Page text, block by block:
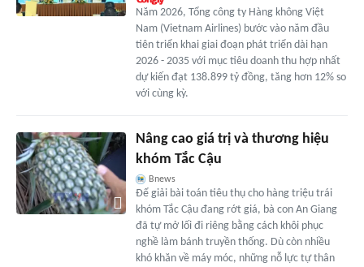
Năm 2026, Tổng công ty Hàng không Việt
Nam (Vietnam Airlines) bước vào năm đầu
tiên triển khai giai đoạn phát triển dài hạn
2026 - 2035 với mục tiêu doanh thu hợp nhất
dự kiến đạt 138.899 tỷ đồng, tăng hơn 12% so
với cùng kỳ.
Nâng cao giá trị và thương hiệu
khóm Tắc Cậu
Bnews
Để giải bài toán tiêu thụ cho hàng triệu trái
khóm Tắc Cậu đang rớt giá, bà con An Giang
đã tự mở lối đi riêng bằng cách khôi phục
nghề làm bánh truyền thống. Dù còn nhiều
khó khăn về máy móc, những nỗ lực tự thân